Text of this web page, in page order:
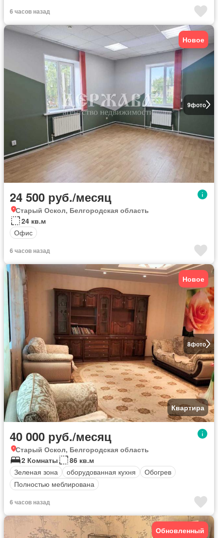
6 часов назад
9фото
Новое
24 500 руб./месяц
Старый Оскол, Белгородская область
24 кв.м
Офис
6 часов назад
8фото
Новое
Квартира
40 000 руб./месяц
Старый Оскол, Белгородская область
2 Комнаты
86 кв.м
Зеленая зона
оборудованная кухня
Обогрев
Полностью меблирована
6 часов назад
Обновленный